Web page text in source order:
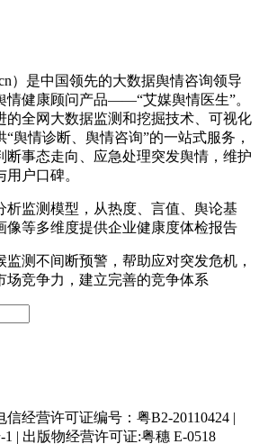
）是中国领先的大数据舆情咨询领导
情健康顾问产品——“艾媒舆情医生”。
的全网大数据监测和挖掘技术、可视化
舆情诊断、舆情咨询”的一站式服务，
断事态走向、应急处理突发舆情，维护
户口碑。
析监测模型，从热度、言值、舆论基
像等多维度提供企业健康度体检报告
测不间断预警，帮助应对突发危机，
场竞争力，建立完善的竞争体系
经营许可证编号：粤B2-20110424 |
1 | 出版物经营许可证:粤穗 E-0518